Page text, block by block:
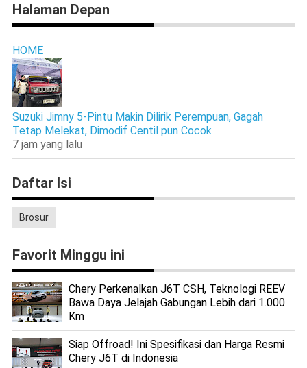
Halaman Depan
HOME
Suzuki Jimny 5-Pintu Makin Dilirik Perempuan, Gagah
Tetap Melekat, Dimodif Centil pun Cocok
7 jam yang lalu
Daftar Isi
Brosur
Favorit Minggu ini
Chery Perkenalkan J6T CSH, Teknologi REEV
Bawa Daya Jelajah Gabungan Lebih dari 1.000
Km
Siap Offroad! Ini Spesifikasi dan Harga Resmi
Chery J6T di Indonesia